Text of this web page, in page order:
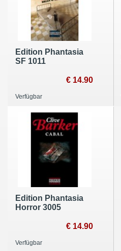
Edition Phantasia
SF 1011
€ 14.90
Verfügbar
Edition Phantasia
Horror 3005
€ 14.90
Verfügbar